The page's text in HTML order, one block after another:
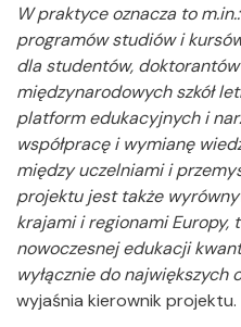
W praktyce oznacza to
programów studiów i
dla studentów,
międzynarodowych szkół
platform edukacyjnych i
współpracę i wymianę
między uczelniami i
projektu jest także
krajami i regionami Europy,
nowoczesnej edukacji
wyłącznie do największych
wyjaśnia kierownik projektu.